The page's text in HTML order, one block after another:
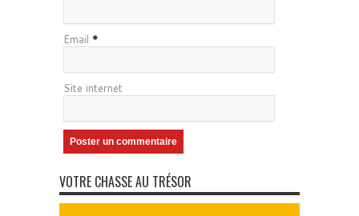
Email *
Site internet
VOTRE CHASSE AU TRÉSOR